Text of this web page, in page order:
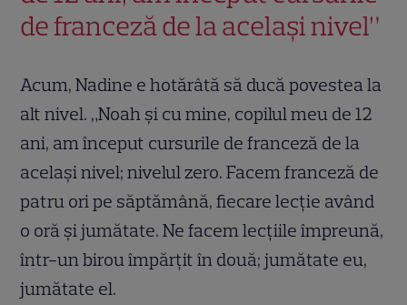
de franceză de la același nivel”
Acum, Nadine e hotărâtă să ducă povestea la
alt nivel. „Noah și cu mine, copilul meu de 12
ani, am început cursurile de franceză de la
același nivel; nivelul zero. Facem franceză de
patru ori pe săptămână, fiecare lecție având
o oră și jumătate. Ne facem lecțiile împreună,
într-un birou împărțit în două; jumătate eu,
jumătate el.